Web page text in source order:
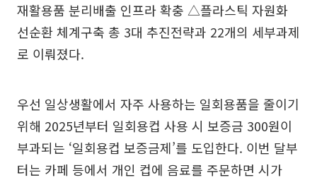
재활용품 분리배출 인프라 확충 △플라스틱 자원화
선순환 체계구축 총 3대 추진전략과 22개의 세부과제
로 이뤄졌다.
우선 일상생활에서 자주 사용하는 일회용품을 줄이기
위해 2025년부터 일회용컵 사용 시 보증금 300원이
부과되는 ‘일회용컵 보증금제’를 도입한다. 이번 달부
터는 카페 등에서 개인 컵에 음료를 주문하면 시가